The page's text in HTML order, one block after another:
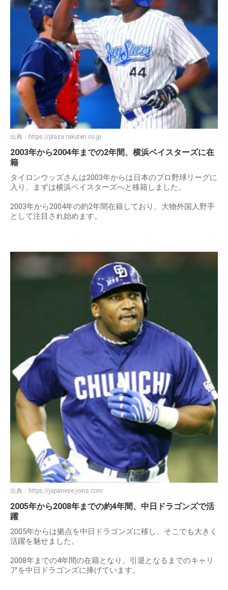
出典： https://plaza.rakuten.co.jp
2003年から2004年までの2年間、横浜ベイスターズに在
籍
タイロンウッズさんは2003年からは日本のプロ野球リーグに
入り、まずは横浜ベイスターズへと移籍しました。
2003年から2004年の約2年間在籍しており、大物外国人野手
として注目され始めます。
出典： https://japanese.joins.com
2005年から2008年までの約4年間、中日ドラゴンズで活
躍
2005年からは拠点を中日ドラゴンズに移し、そこでも大きく
活躍を魅せました。
2008年までの4年間の在籍となり、引退となるまでのキャリ
アを中日ドラゴンズに捧げています。